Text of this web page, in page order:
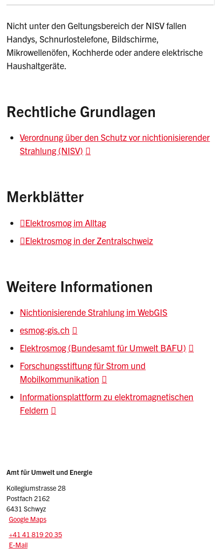
Nicht unter den Geltungsbereich der NISV fallen
Handys, Schnurlostelefone, Bildschirme,
Mikrowellenöfen, Kochherde oder andere elektrische
Haushaltgeräte.
Rechtliche Grundlagen
Verordnung über den Schutz vor nichtionisierender
Strahlung (NISV)
Merkblätter
Elektrosmog im Alltag
Elektrosmog in der Zentralschweiz
Weitere Informationen
Nichtionisierende Strahlung im WebGIS
esmog-gis.ch
Elektrosmog (Bundesamt für Umwelt BAFU)
Forschungsstiftung für Strom und
Mobilkommunikation
Informationsplattform zu elektromagnetischen
Feldern
Sidebar
Adresse
Amt für Umwelt und Energie
Kollegiumstrasse 28
Postfach 2162
6431 Schwyz
Google Maps
Tel.:
+41 41 819 20 35
E-Mail: afu
E-Mail